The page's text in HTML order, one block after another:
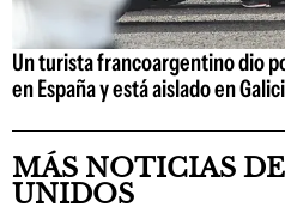
Un turista francoargentino dio
en España y está aislado en
MÁS NOTICIAS
UNIDOS